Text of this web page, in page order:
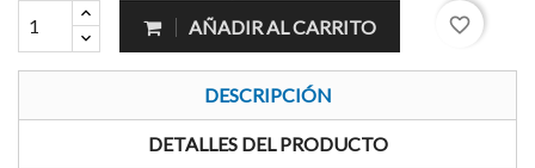
AÑADIR AL CARRITO favorite_border
DESCRIPCIÓN
DETALLES DEL PRODUCTO